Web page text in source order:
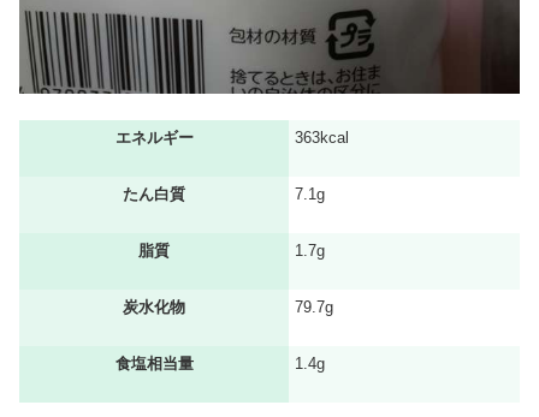
エネルギー 363kcal
たん白質 7.1g
脂質 1.7g
炭水化物 79.7g
食塩相当量 1.4g